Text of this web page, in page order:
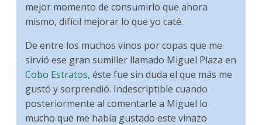
mejor momento de consumirlo que ahora
mismo, difícil mejorar lo que yo caté.
De entre los muchos vinos por copas que me
sirvió ese gran sumiller llamado Miguel Plaza en
Cobo Estratos, éste fue sin duda el que más me
gustó y sorprendió. Indescriptible cuando
posteriormente al comentarle a Miguel lo
mucho que me había gustado este vinazo